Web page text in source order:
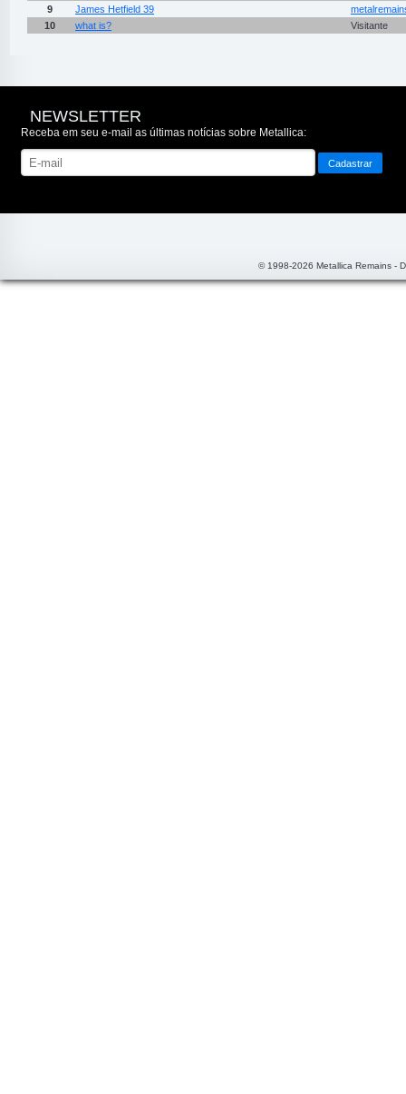
9
James Hetfield 39
10
what is? Visitante
NEWSLETTER
Receba em seu e-mail as últimas notícias sobre Metallica:
© 1998-2026 Metallica Remains -